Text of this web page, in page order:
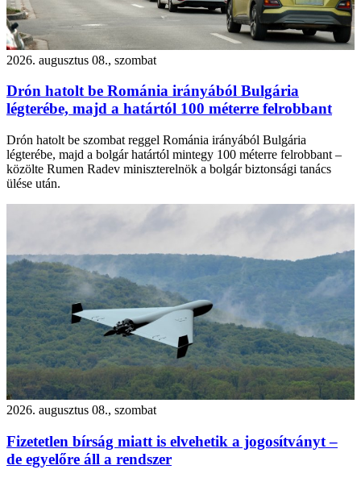
2026. augusztus 08., szombat
Drón hatolt be Románia irányából Bulgária
légterébe, majd a határtól 100 méterre felrobbant
Drón hatolt be szombat reggel Románia irányából Bulgária
légterébe, majd a bolgár határtól mintegy 100 méterre felrobbant –
közölte Rumen Radev miniszterelnök a bolgár biztonsági tanács
ülése után.
2026. augusztus 08., szombat
Fizetetlen bírság miatt is elvehetik a jogosítványt –
de egyelőre áll a rendszer